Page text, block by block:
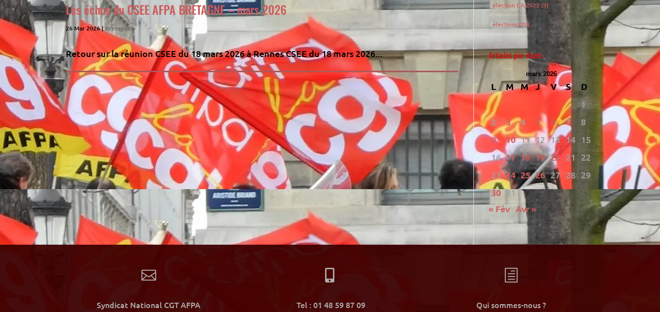
Les échos du CSEE AFPA BRETAGNE – mars 2026
26 Mar 2026|Bretagne
Retour sur la réunion CSEE du 18 mars 2026 à Rennes CSEE du 18 mars 2026...
élection CA 2022 (3)
élections(20)
Articles par dates
mars 2026
L M M J V S
D
1
2
3 4 5 6 7
8
9
10 11 12 13 14 15
16 17 18 19 20 21
22
23 24 25 26 27 28 29
30 31
« Fév Avr »

Syndicat National CGT AFPA

Tel : 01 48 59 87 09
h
Qui sommes-nous ?